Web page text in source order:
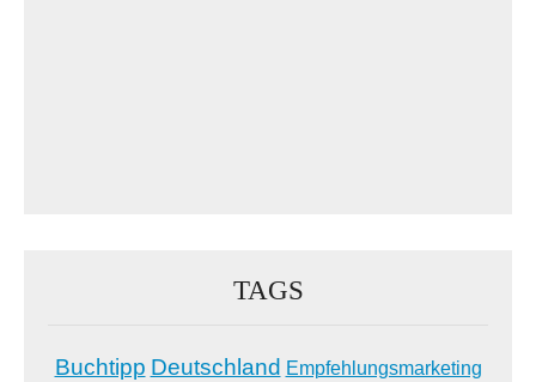
TAGS
Buchtipp Deutschland Empfehlungsmarketing